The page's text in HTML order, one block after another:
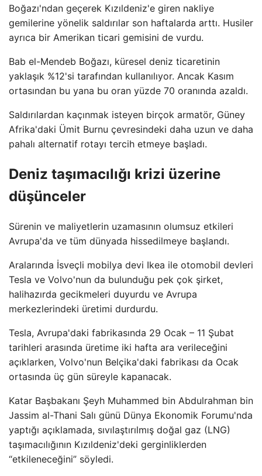
Boğazı'ndan geçerek Kızıldeniz'e giren nakliye
gemilerine yönelik saldırılar son haftalarda arttı. Husiler
ayrıca bir Amerikan ticari gemisini de vurdu.
Bab el-Mendeb Boğazı, küresel deniz ticaretinin
yaklaşık %12'si tarafından kullanılıyor. Ancak Kasım
ortasından bu yana bu oran yüzde 70 oranında azaldı.
Saldırılardan kaçınmak isteyen birçok armatör, Güney
Afrika'daki Ümit Burnu çevresindeki daha uzun ve daha
pahalı alternatif rotayı tercih etmeye başladı.
Deniz taşımacılığı krizi üzerine
düşünceler
Sürenin ve maliyetlerin uzamasının olumsuz etkileri
Avrupa'da ve tüm dünyada hissedilmeye başlandı.
Aralarında İsveçli mobilya devi Ikea ile otomobil devleri
Tesla ve Volvo'nun da bulunduğu pek çok şirket,
halihazırda gecikmeleri duyurdu ve Avrupa
merkezlerindeki üretimi durdurdu.
Tesla, Avrupa'daki fabrikasında 29 Ocak – 11 Şubat
tarihleri ​​arasında üretime iki hafta ara verileceğini
açıklarken, Volvo'nun Belçika'daki fabrikası da Ocak
ortasında üç gün süreyle kapanacak.
Katar Başbakanı Şeyh Muhammed bin Abdulrahman bin
Jassim al-Thani Salı günü Dünya Ekonomik Forumu'nda
yaptığı açıklamada, sıvılaştırılmış doğal gaz (LNG)
taşımacılığının Kızıldeniz'deki gerginliklerden
“etkileneceğini” söyledi.